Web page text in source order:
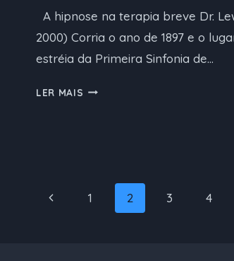
A hipnose na terapia breve Dr.
2000) Corria o ano de 1897 e o
estréia da Primeira Sinfonia de…
LER MAIS A
Navegação
Página
1 2 3 4